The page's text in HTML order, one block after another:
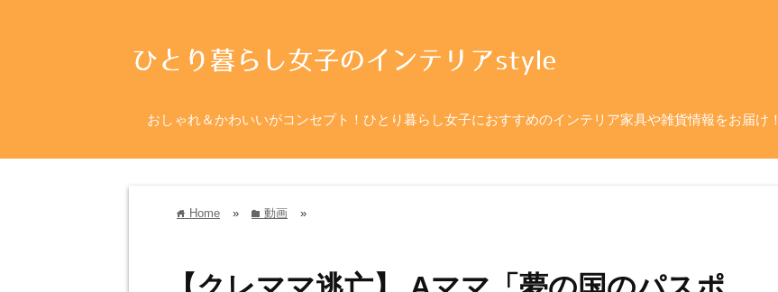
おしゃれ＆かわいいがコンセプト！ひとり暮らし女子におすすめのインテリア家具や雑貨情報をお届け！
home Home » folder 動画 »